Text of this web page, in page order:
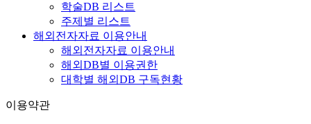
학술DB 리스트
주제별 리스트
해외전자자료 이용안내
해외전자자료 이용안내
해외DB별 이용권한
대학별 해외DB 구독현황
이용약관